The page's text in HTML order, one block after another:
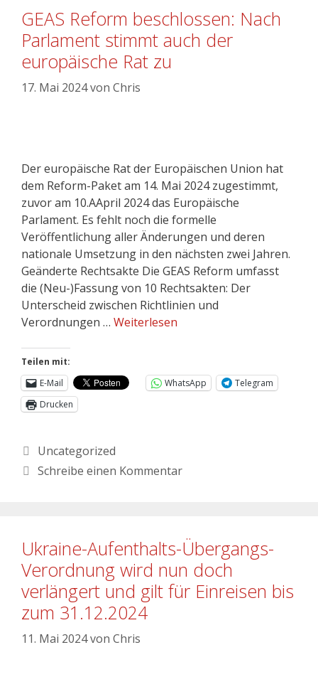
GEAS Reform beschlossen: Nach
Parlament stimmt auch der
europäische Rat zu
17. Mai 2024von Chris
Der europäische Rat der Europäischen Union hat
dem Reform-Paket am 14. Mai 2024 zugestimmt,
zuvor am 10.AApril 2024 das Europäische
Parlament. Es fehlt noch die formelle
Veröffentlichung aller Änderungen und deren
nationale Umsetzung in den nächsten zwei Jahren.
Geänderte Rechtsakte Die GEAS Reform umfasst
die (Neu-)Fassung von 10 Rechtsakten: Der
Unterscheid zwischen Richtlinien und
Verordnungen … Weiterlesen
Teilen mit:
E-Mail
WhatsApp
Telegram
Drucken
Uncategorized
Schreibe einen Kommentar
Ukraine-Aufenthalts-Übergangs-
Verordnung wird nun doch
verlängert und gilt für Einreisen bis
zum 31.12.2024
11. Mai 2024von Chris